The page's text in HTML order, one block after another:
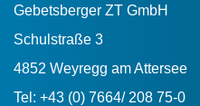
Gebetsberger ZT GmbH
Schulstraße 3
4852 Weyregg am Attersee
Tel: +43 (0) 7664/ 208 75-0